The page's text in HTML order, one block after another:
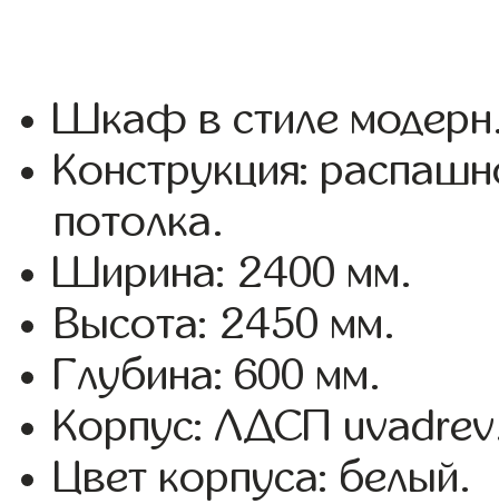
Шкаф в стиле
Конструкция:
потолка.
Ширина: 2400 мм.
Высота: 2450 мм.
Глубина: 600 мм.
Корпус: ЛДСП
Цвет корпуса: белый.